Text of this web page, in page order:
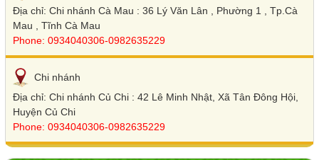
Địa chỉ: Chi nhánh Cà Mau : 36 Lý Văn Lân , Phường 1 , Tp.Cà
Mau , Tĩnh Cà Mau
Phone: 0934040306-0982635229
Chi nhánh
Địa chỉ: Chi nhánh Củ Chi : 42 Lê Minh Nhật, Xã Tân Đông Hội,
Huyện Củ Chi
Phone: 0934040306-0982635229